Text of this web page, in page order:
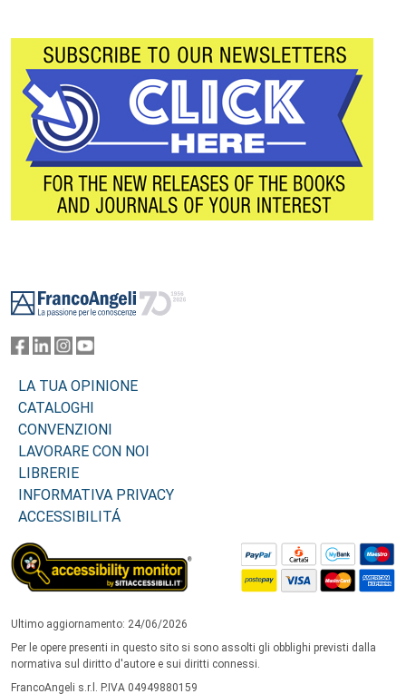
LA TUA OPINIONE
CATALOGHI
CONVENZIONI
LAVORARE CON NOI
LIBRERIE
INFORMATIVA PRIVACY
ACCESSIBILITÁ
Ultimo aggiornamento: 24/06/2026
Per le opere presenti in questo sito si sono assolti gli obblighi previsti dalla
normativa sul diritto d'autore e sui diritti connessi.
FrancoAngeli s.r.l. P.IVA 04949880159